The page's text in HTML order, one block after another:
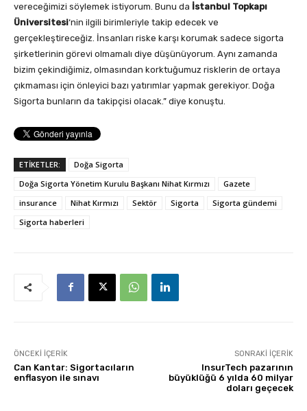
vereceğimizi söylemek istiyorum. Bunu da İstanbul Topkapı
Üniversitesi‘nin ilgili birimleriyle takip edecek ve
gerçekleştireceğiz. İnsanları riske karşı korumak sadece sigorta
şirketlerinin görevi olmamalı diye düşünüyorum. Aynı zamanda
bizim çekindiğimiz, olmasından korktuğumuz risklerin de ortaya
çıkmaması için önleyici bazı yatırımlar yapmak gerekiyor. Doğa
Sigorta bunların da takipçisi olacak.” diye konuştu.
ETİKETLER:
Doğa Sigorta
Doğa Sigorta Yönetim Kurulu Başkanı Nihat Kırmızı
Gazete
insurance
Nihat Kırmızı Sektör Sigorta
Sigorta gündemi
Sigorta haberleri
ÖNCEKI İÇERIK
Can Kantar: Sigortacıların
enflasyon ile sınavı
SONRAKI İÇERIK
InsurTech pazarının
büyüklüğü 6 yılda 60 milyar
doları geçecek